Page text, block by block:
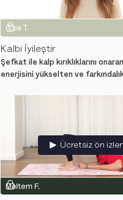
Kalbi İyileştir
Şefkat ile kalp kırıklıklarını
enerjisini yükselten ve
Ücretsiz ön